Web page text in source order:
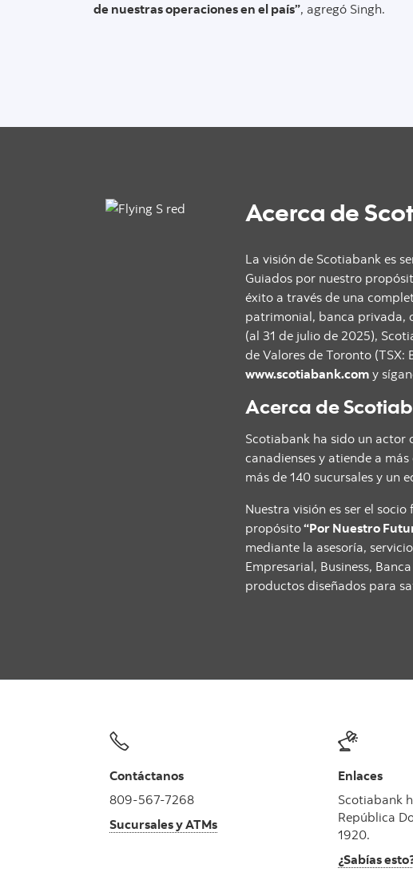
de nuestras operaciones en el país”, agregó Singh.
Acerca de
La visión de Scotiabank es
Guiados por nuestro
éxito a través de una
patrimonial, banca privada,
(al 31 de julio de 2025),
de Valores de Toronto (TSX:
www.scotiabank.com y
Acerca de
Scotiabank ha sido un actor
canadienses y atiende a
más de 140 sucursales y un
Nuestra visión es ser el
propósito“Por Nuestro
mediante la asesoría,
Empresarial, Business,
productos diseñados para
Contáctanos
809-567-7268
Sucursales y ATMs
Enlaces
Scotiabank
República
1920.
¿Sabías